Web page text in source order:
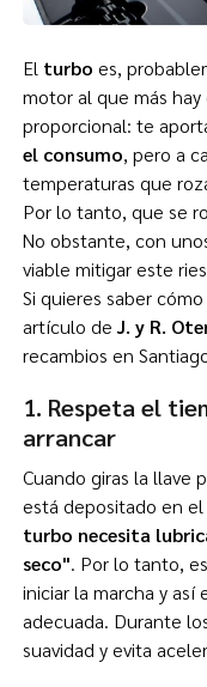
El turbo es,
motor al que más
proporcional: te
el consumo, pero a
temperaturas que
Por lo tanto, que se
No obstante, con
viable mitigar este
Si quieres saber
artículo deJ. y R.
recambios en
1. Respeta el
arrancar
Cuando giras la llave
está depositado en
turbo necesita
seco". Por lo tanto,
iniciar la marcha y así
adecuada. Durante
suavidad y evita